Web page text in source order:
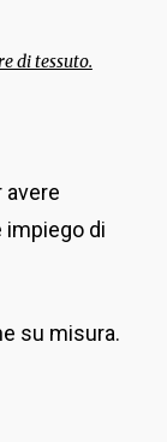
di tessuto.
avere
di
su misura.